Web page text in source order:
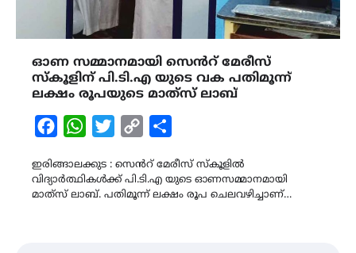
ഓണ സമ്മാനമായി സെൻറ് മേരീസ്
സ്കൂളിന് പി.ടി.എ യുടെ വക പതിമൂന്ന്
ലക്ഷം രൂപയുടെ മാത്‍സ് ലാബ്
FacebookWhatsAppTwitterCopy
ഇരിങ്ങാലക്കുട : സെൻറ് മേരീസ് സ്കൂളിൽ
വിദ്യാർത്ഥികൾക്ക് പി.ടി.എ യുടെ ഓണസമ്മാനമായി
മാത്‍സ് ലാബ്. പതിമൂന്ന് ലക്ഷം രൂപ ചെലവഴിച്ചാണ്…